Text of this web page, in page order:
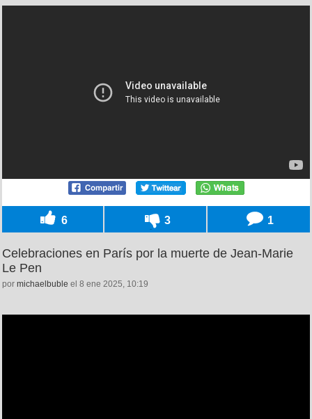
6 3 1
Celebraciones en París por la muerte de Jean-Marie
Le Pen
por michaelbuble el 8 ene 2025, 10:19